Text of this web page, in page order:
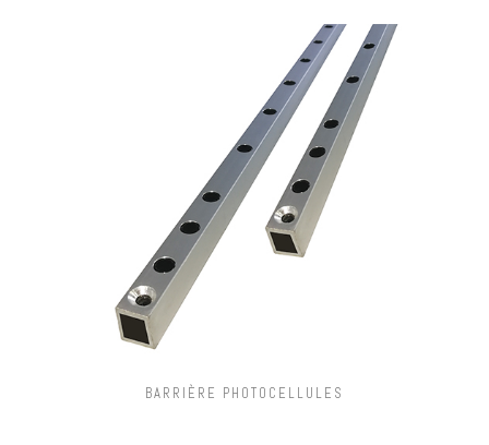
BARRIÈRE PHOTOCELLULES